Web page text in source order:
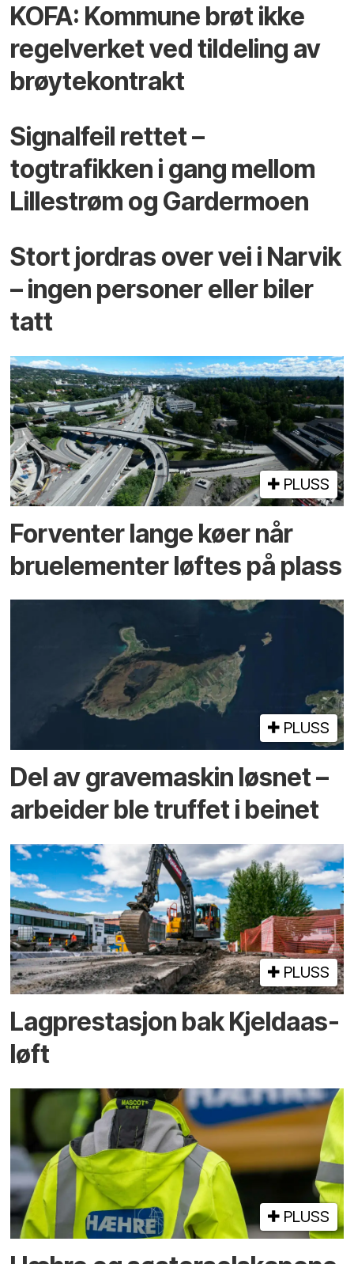
KOFA: Kommune brøt ikke
regelverket ved tildeling av
brøytekontrakt
Signalfeil rettet –
togtrafikken i gang mellom
Lillestrøm og Gardermoen
Stort jordras over vei i Narvik
– ingen personer eller biler
tatt
PLUSS
Forventer lange køer når
bru­elementer løftes på plass
PLUSS
Del av grave­maskin løsnet –
arbeider ble truffet i beinet
PLUSS
Lagprestasjon bak Kjeldaas-
løft
PLUSS